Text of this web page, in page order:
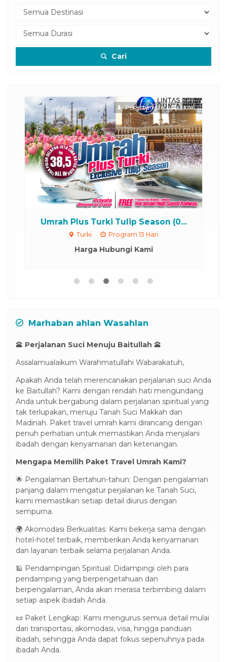
Cari
Umrah Plus Turki Tulip Season (0...
Turki Program 13 Hari
Harga Hubungi Kami
Penerbangan Hotel
Marhaban ahlan Wasahlan
🕋 Perjalanan Suci Menuju Baitullah 🕋
Assalamualaikum Warahmatullahi Wabarakatuh,
Apakah Anda telah merencanakan perjalanan suci Anda
ke Baitullah? Kami dengan rendah hati mengundang
Anda untuk bergabung dalam perjalanan spiritual yang
tak terlupakan, menuju Tanah Suci Makkah dan
Madinah. Paket travel umrah kami dirancang dengan
penuh perhatian untuk memastikan Anda menjalani
ibadah dengan kenyamanan dan ketenangan.
Mengapa Memilih Paket Travel Umrah Kami?
🌟 Pengalaman Bertahun-tahun: Dengan pengalaman
panjang dalam mengatur perjalanan ke Tanah Suci,
kami memastikan setiap detail diurus dengan
sempurna.
🌍 Akomodasi Berkualitas: Kami bekerja sama dengan
hotel-hotel terbaik, memberikan Anda kenyamanan
dan layanan terbaik selama perjalanan Anda.
🕌 Pendampingan Spiritual: Didampingi oleh para
pendamping yang berpengetahuan dan
berpengalaman, Anda akan merasa terbimbing dalam
setiap aspek ibadah Anda.
📜 Paket Lengkap: Kami mengurus semua detail mulai
dari transportasi, akomodasi, visa, hingga panduan
ibadah, sehingga Anda dapat fokus sepenuhnya pada
ibadah Anda.